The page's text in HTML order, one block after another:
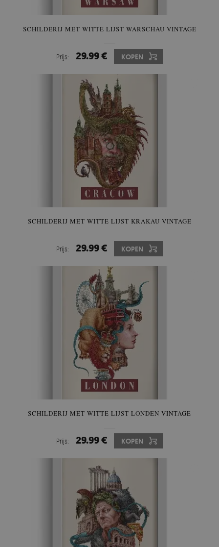
SCHILDERIJ MET WITTE LIJST WARSCHAU VINTAGE
Prijs: 29.99 € KOPEN
SCHILDERIJ MET WITTE LIJST KRAKAU VINTAGE
Prijs: 29.99 € KOPEN
SCHILDERIJ MET WITTE LIJST LONDEN VINTAGE
Prijs: 29.99 € KOPEN